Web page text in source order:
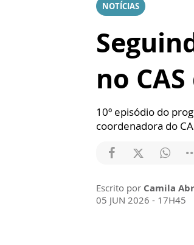
NOTÍCIAS
no
10º episódio do
coordenadora do
Escrito por Camila
05 JUN 2026 - 17H45